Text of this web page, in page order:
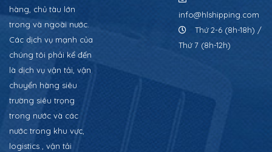
hàng, chủ tàu lớn
trong và ngoài nước.
Các dịch vụ mạnh của
chúng tôi phải kể đến
là dịch vụ vận tải, vận
chuyển hàng siêu
trường siêu trọng
trong nước và các
nước trong khu vực,
logistics , vận tải
info@hlshipping.com
Thứ 2-6 (8h-18h) /
Thứ 7 (8h-12h)